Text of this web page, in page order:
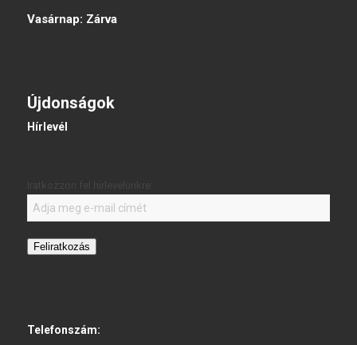
Vasárnap: Zárva
Újdonságok
Hírlevél
Feliratkozás
Telefonszám: